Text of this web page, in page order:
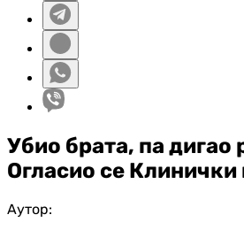
Убио брата, па дигао
Огласио се Клинички
Аутор: